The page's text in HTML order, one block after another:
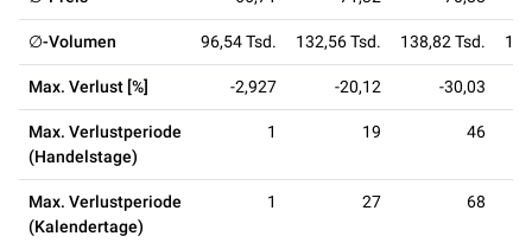
∅-Volumen 96,54 Tsd. 132,56 Tsd. 138,82 Tsd.
Max. Verlust [%] -2,927 -20,12 -30,03
Max. Verlustperiode
(Handelstage)
1 19 46
Max. Verlustperiode
(Kalendertage)
1 27 68